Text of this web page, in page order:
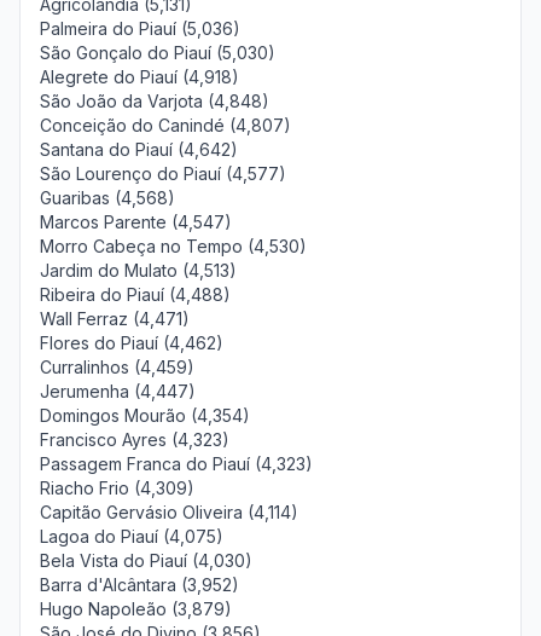
Agricolândia (5,131)
Palmeira do Piauí (5,036)
São Gonçalo do Piauí (5,030)
Alegrete do Piauí (4,918)
São João da Varjota (4,848)
Conceição do Canindé (4,807)
Santana do Piauí (4,642)
São Lourenço do Piauí (4,577)
Guaribas (4,568)
Marcos Parente (4,547)
Morro Cabeça no Tempo (4,530)
Jardim do Mulato (4,513)
Ribeira do Piauí (4,488)
Wall Ferraz (4,471)
Flores do Piauí (4,462)
Curralinhos (4,459)
Jerumenha (4,447)
Domingos Mourão (4,354)
Francisco Ayres (4,323)
Passagem Franca do Piauí (4,323)
Riacho Frio (4,309)
Capitão Gervásio Oliveira (4,114)
Lagoa do Piauí (4,075)
Bela Vista do Piauí (4,030)
Barra d'Alcântara (3,952)
Hugo Napoleão (3,879)